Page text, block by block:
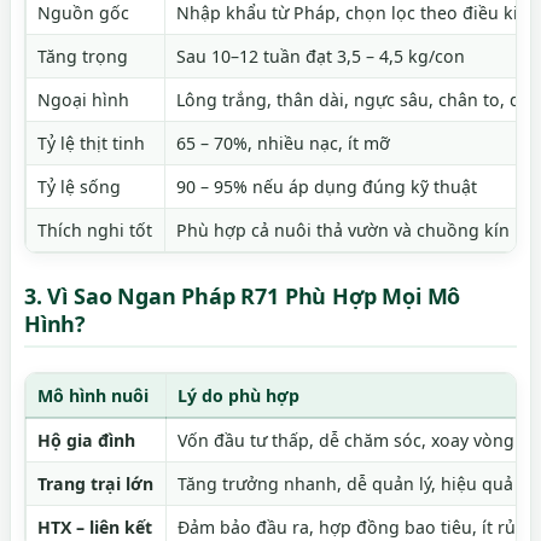
Nguồn gốc
Nhập khẩu từ Pháp, chọn lọc theo điều
Tăng trọng
Sau 10–12 tuần đạt 3,5 – 4,5 kg/con
Ngoại hình
Lông trắng, thân dài, ngực sâu, chân to, da
Tỷ lệ thịt tinh
65 – 70%, nhiều nạc, ít mỡ
Tỷ lệ sống
90 – 95% nếu áp dụng đúng kỹ thuật
Thích nghi tốt
Phù hợp cả nuôi thả vườn và chuồng kín
3. Vì Sao Ngan Pháp R71 Phù Hợp Mọi Mô
Hình?
Mô hình nuôi
Lý do phù hợp
Hộ gia đình
Vốn đầu tư thấp, dễ chăm sóc, xoay vòng
Trang trại lớn
Tăng trưởng nhanh, dễ quản lý, hiệu quả
HTX – liên kết
Đảm bảo đầu ra, hợp đồng bao tiêu, ít rủi